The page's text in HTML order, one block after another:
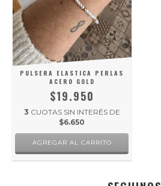
PULSERA ELASTICA PERLAS
ACERO GOLD
$19.950
3 CUOTAS SIN INTERÉS DE
$6.650